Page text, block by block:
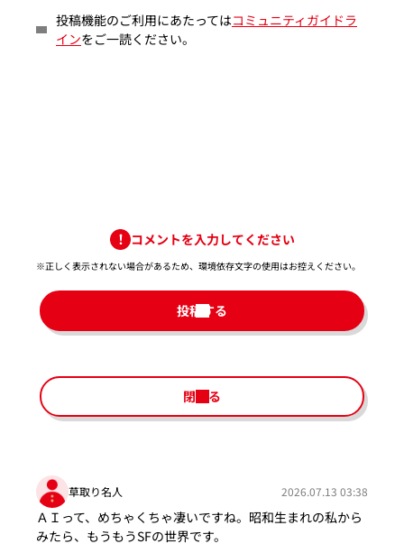
投稿機能のご利用にあたってはコミュニティガイドラ
インをご一読ください。
コメントを入力してください
※正しく表示されない場合があるため、環境依存文字の使用はお控えください。​
投稿する
閉じる
草取り名人 2026.07.13 03:38
ＡＩって、めちゃくちゃ凄いですね。昭和生まれの私から
みたら、もうもうSFの世界です。